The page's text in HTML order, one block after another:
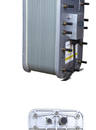
MK-TC500 EDI模块